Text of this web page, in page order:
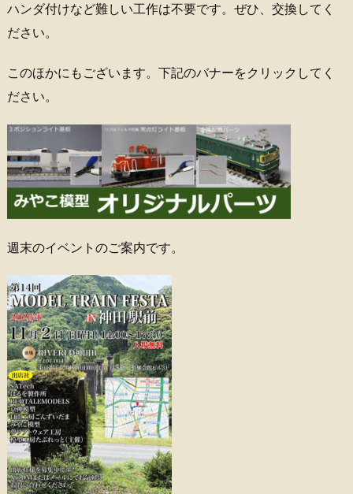
ハンダ付けなど難しい工作は不要です。ぜひ、交換してく
ださい。
このほかにもございます。下記のバナーをクリックしてく
ださい。
週末のイベントのご案内です。